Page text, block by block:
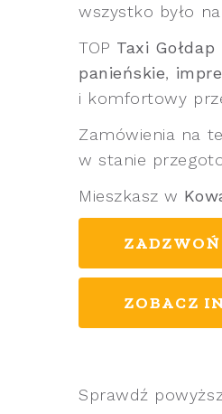
wszystko było
TOP Taxi Gołdap
panieńskie,
i komfortowy
Zamówienia na
w stanie
Mieszkasz w
ZOBACZ
Sprawdź